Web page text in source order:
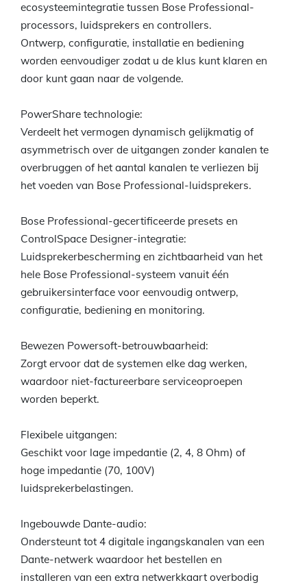
ecosysteemintegratie tussen Bose Professional-
processors, luidsprekers en controllers.
Ontwerp, configuratie, installatie en bediening
worden eenvoudiger zodat u de klus kunt klaren en
door kunt gaan naar de volgende.
PowerShare technologie:
Verdeelt het vermogen dynamisch gelijkmatig of
asymmetrisch over de uitgangen zonder kanalen te
overbruggen of het aantal kanalen te verliezen bij
het voeden van Bose Professional-luidsprekers.
Bose Professional-gecertificeerde presets en
ControlSpace Designer-integratie:
Luidsprekerbescherming en zichtbaarheid van het
hele Bose Professional-systeem vanuit één
gebruikersinterface voor eenvoudig ontwerp,
configuratie, bediening en monitoring.
Bewezen Powersoft-betrouwbaarheid:
Zorgt ervoor dat de systemen elke dag werken,
waardoor niet-factureerbare serviceoproepen
worden beperkt.
Flexibele uitgangen:
Geschikt voor lage impedantie (2, 4, 8 Ohm) of
hoge impedantie (70, 100V)
luidsprekerbelastingen.
Ingebouwde Dante-audio:
Ondersteunt tot 4 digitale ingangskanalen van een
Dante-netwerk waardoor het bestellen en
installeren van een extra netwerkkaart overbodig